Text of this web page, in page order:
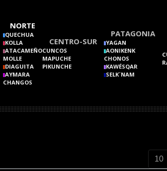
NORTE
QUECHUA
KOLLA
ATACAMEÑO
MOLLE
DIAGUITA
AYMARA
CHANGOS
CENTRO-SUR
CUNCOS
MAPUCHE
PIKUNCHE
PATAGONIA
YAGAN
AONIKENK
CHONOS
KAWÉSQAR
SELK´NAM